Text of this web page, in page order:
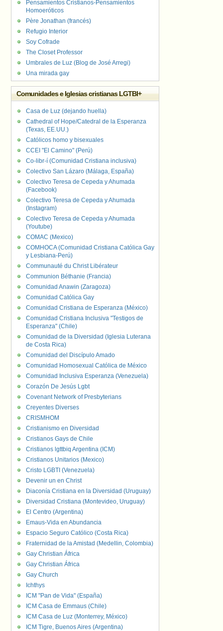
Pensamientos Cristianos-Pensamientos
Homoeróticos
Père Jonathan (francés)
Refugio Interior
Soy Cofrade
The Closet Professor
Umbrales de Luz (Blog de José Arregi)
Una mirada gay
Comunidades e Iglesias cristianas LGTBI+
Casa de Luz (dejando huella)
Cathedral of Hope/Catedral de la Esperanza
(Texas, EE.UU.)
Católicos homo y bisexuales
CCEI "El Camino" (Perú)
Co-libr-í (Comunidad Cristiana inclusiva)
Colectivo San Lázaro (Málaga, España)
Colectivo Teresa de Cepeda y Ahumada
(Facebook)
Colectivo Teresa de Cepeda y Ahumada
(Instagram)
Colectivo Teresa de Cepeda y Ahumada
(Youtube)
COMAC (Mexico)
COMHOCA (Comunidad Cristiana Católica Gay
y Lesbiana-Perú)
Communauté du Christ Libérateur
Communion Béthanie (Francia)
Comunidad Anawin (Zaragoza)
Comunidad Católica Gay
Comunidad Cristiana de Esperanza (México)
Comunidad Cristiana Inclusiva "Testigos de
Esperanza" (Chile)
Comunidad de la Diversidad (Iglesia Luterana
de Costa Rica)
Comunidad del Discípulo Amado
Comunidad Homosexual Católica de México
Comunidad Inclusiva Esperanza (Venezuela)
Corazón De Jesús Lgbt
Covenant Network of Presbyterians
Creyentes Diverses
CRISMHOM
Cristianismo en Diversidad
Cristianos Gays de Chile
Cristianos lgttbiq Argentina (ICM)
Cristianos Unitarios (Mexico)
Cristo LGBTI (Venezuela)
Devenir un en Christ
Diaconía Cristiana en la Diversidad (Uruguay)
Diversidad Cristiana (Montevideo, Uruguay)
El Centro (Argentina)
Emaus-Vida en Abundancia
Espacio Seguro Católico (Costa Rica)
Fraternidad de la Amistad (Medellin, Colombia)
Gay Christian África
Gay Christian África
Gay Church
Ichthys
ICM "Pan de Vida" (España)
ICM Casa de Emmaus (Chile)
ICM Casa de Luz (Monterrey, México)
ICM Tigre, Buenos Aires (Argentina)